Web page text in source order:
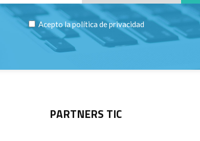
Acepto lapolítica de privacidad
PARTNERS TIC